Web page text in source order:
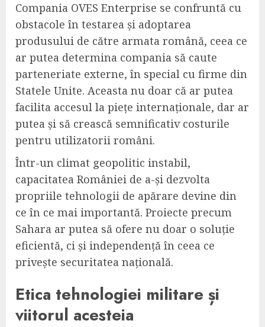
Compania OVES Enterprise se confruntă cu
obstacole în testarea și adoptarea
produsului de către armata română, ceea ce
ar putea determina compania să caute
parteneriate externe, în special cu firme din
Statele Unite. Aceasta nu doar că ar putea
facilita accesul la piețe internaționale, dar ar
putea și să crească semnificativ costurile
pentru utilizatorii români.
Într-un climat geopolitic instabil,
capacitatea României de a-și dezvolta
propriile tehnologii de apărare devine din
ce în ce mai importantă. Proiecte precum
Sahara ar putea să ofere nu doar o soluție
eficientă, ci și independență în ceea ce
privește securitatea națională.
Etica tehnologiei militare și
viitorul acesteia